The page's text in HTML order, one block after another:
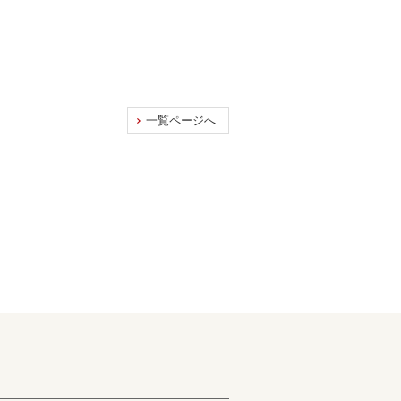
一覧ページへ